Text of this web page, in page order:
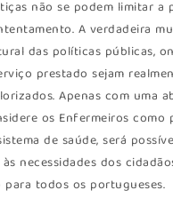
não se podem limitar a
A verdadeira
das políticas públicas,
prestado sejam
Apenas com uma
os Enfermeiros como
de saúde, será
necessidades dos
todos os portugueses.